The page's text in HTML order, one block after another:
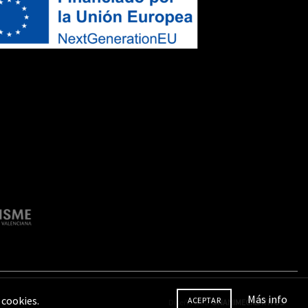
Diseño web UNANIMECREATIVOS
ACEPTAR Más info